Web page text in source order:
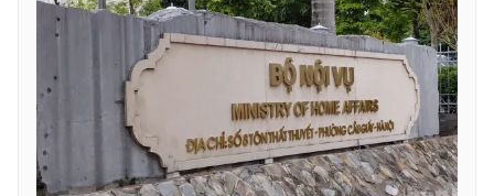
® Cấm sao chép dưới mọi hình thức nếu không có sự chấp